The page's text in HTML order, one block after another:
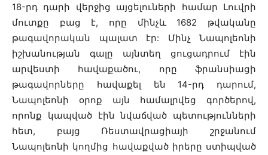
18-րդ դարի վերջից այցելուների համար Լուվրի
մուտքը բաց է, որը մինչև 1682 թվականը
թագավորական պալատ էր: Մինչ Նապոլեոնի
իշխանության գալը այնտեղ ցուցադրում էին
արվեստի հավաքածու, որը ֆրանսիացի
թագավորները հավաքել են 14-րդ դարում,
Նապոլեոնի օրոք այն համալրվեց գործերով,
որոնք կապված էին նվաճված պետությունների
հետ, բայց Ռեստավրացիայի շրջանում
Նապոլեոնի կողմից հավաքված իրերը ստիպված